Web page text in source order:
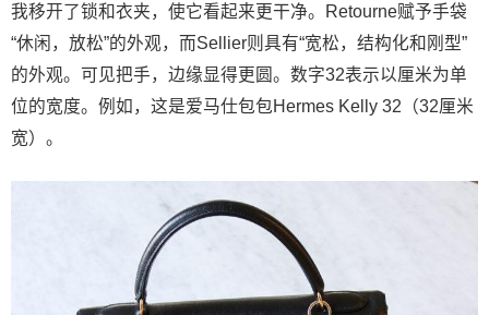
我移开了锁和衣夹，使它看起来更干净。Retourne赋予手袋
“休闲，放松”的外观，而Sellier则具有“宽松，结构化和刚型”
的外观。可见把手，边缘显得更圆。数字32表示以厘米为单
位的宽度。例如，这是爱马仕包包Hermes Kelly 32（32厘米
宽）。